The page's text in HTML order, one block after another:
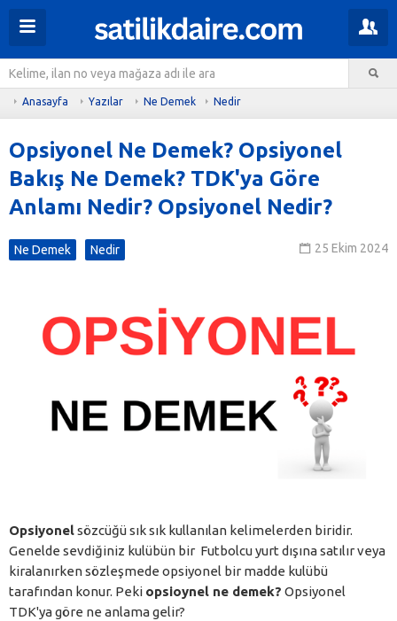
Anasayfa Yazılar Ne Demek Nedir
Opsiyonel Ne Demek? Opsiyonel
Bakış Ne Demek? TDK'ya Göre
Anlamı Nedir? Opsiyonel Nedir?
25 Ekim 2024
Ne Demek Nedir
Opsiyonelsözcüğü sık sık kullanılan kelimelerden biridir.
Genelde sevdiğiniz kulübün bir Futbolcu yurt dışına satılır veya
kiralanırken sözleşmede opsiyonel bir madde kulübü
tarafından konur. Peki opsioynel ne demek? Opsiyonel
TDK'ya göre ne anlama gelir?